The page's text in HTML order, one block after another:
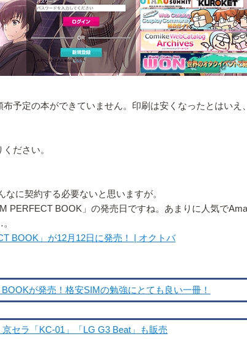
予定の本ができていません。印刷は安くなったとはい
ださい。
に契約する必要ないと思いますが。
PERFECT BOOK」の発売日ですね。あまりに人気で
BOOK」が12月12日に発売！ | オクトバ
が発売！格安SIMの勉強にとても良い一冊！
セラ「KC-01」「LG G3 Beat」も販売